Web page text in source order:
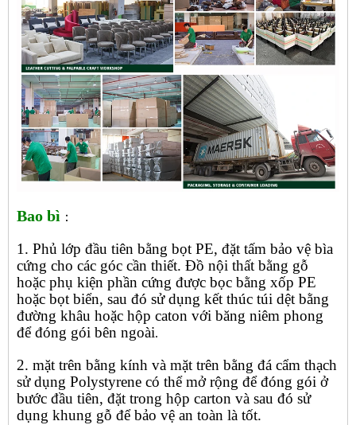
Bao bì ：
1. Phủ lớp đầu tiên bằng bọt PE, đặt tấm bảo vệ bìa
cứng cho các góc cần thiết. Đồ nội thất bằng gỗ
hoặc phụ kiện phần cứng được bọc bằng xốp PE
hoặc bọt biển, sau đó sử dụng kết thúc túi dệt bằng
đường khâu hoặc hộp caton với băng niêm phong
để đóng gói bên ngoài.
2. mặt trên bằng kính và mặt trên bằng đá cẩm thạch
sử dụng Polystyrene có thể mở rộng để đóng gói ở
bước đầu tiên, đặt trong hộp carton và sau đó sử
dụng khung gỗ để bảo vệ an toàn là tốt.